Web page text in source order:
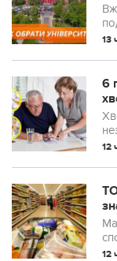
не
13
6
12
12